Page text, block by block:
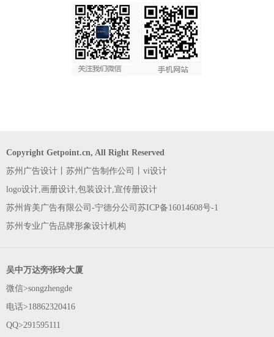
Copyright Getpoint.cn, All Right Reserved
苏州广告设计丨苏州广告制作公司丨vi设计
logo设计,画册设计,包装设计,宣传册设计
苏州肯美广告有限公司-宁德分公司 苏ICP备16014608号-1
苏州专业广告品牌形象设计机构
吴中万达旁张玲大厦
微信>songzhengde
电话>18862320416
QQ>291595111